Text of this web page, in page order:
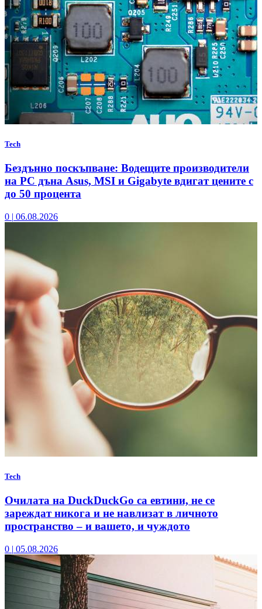
Tech
Бездънно поскъпване: Водещите производители
на РС дъна Asus, MSI и Gigabyte вдигат цените с
до 50 процента
0 | 06.08.2026
Tech
Очилата на DuckDuckGo са евтини, не се
зареждат никога и не навлизат в личното
пространство – и вашето, и чуждото
0 | 05.08.2026